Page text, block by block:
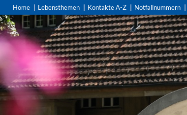
Home Lebensthemen Kontakte A-Z Notfallnummern